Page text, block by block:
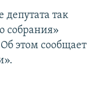
депутата так
собрания»
этом сообщает